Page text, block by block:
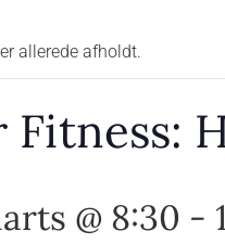
allerede afholdt.
Fitness:
@ 8:30 -